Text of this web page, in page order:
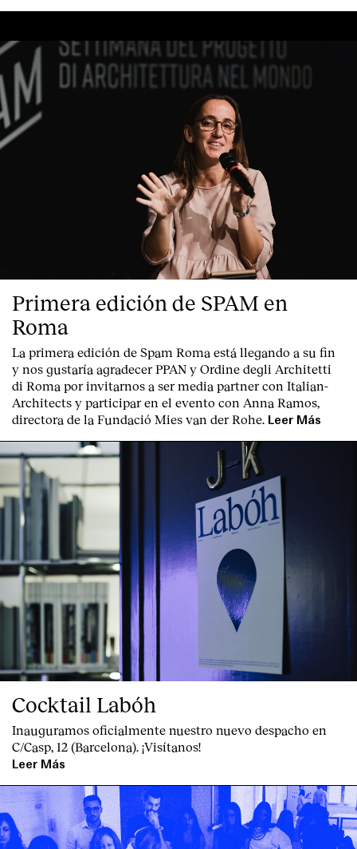
Index
Primera edición de SPAM en
Roma
La primera edición de Spam Roma está llegando a su fin
y nos gustaría agradecer PPAN y Ordine degli Architetti
di Roma por invitarnos a ser media partner con Italian-
Architects y participar en el evento con Anna Ramos,
directora de la Fundació Mies van der Rohe. Leer Más
Cocktail Labóh
Inauguramos oficialmente nuestro nuevo despacho en
C/Casp, 12 (Barcelona). ¡Visítanos!
Leer Más